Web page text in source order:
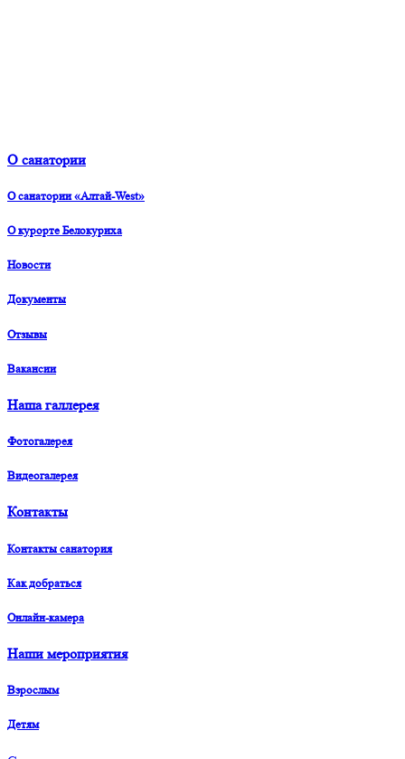
О санатории
О санатории «Алтай-West»
О курорте Белокуриха
Новости
Документы
Отзывы
Вакансии
Наша галлерея
Фотогалерея
Видеогалерея
Контакты
Контакты санатория
Как добраться
Онлайн-камера
Наши мероприятия
Взрослым
Детям